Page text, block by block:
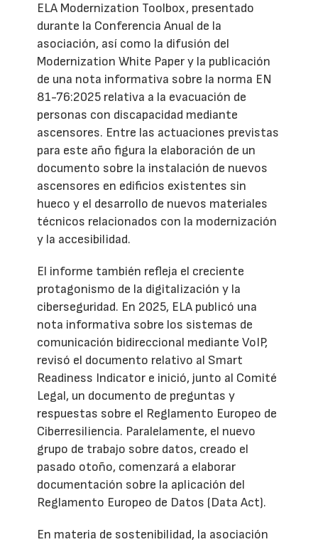
ELA Modernization Toolbox, presentado
durante la Conferencia Anual de la
asociación, así como la difusión del
Modernization White Paper y la publicación
de una nota informativa sobre la norma EN
81-76:2025 relativa a la evacuación de
personas con discapacidad mediante
ascensores. Entre las actuaciones previstas
para este año figura la elaboración de un
documento sobre la instalación de nuevos
ascensores en edificios existentes sin
hueco y el desarrollo de nuevos materiales
técnicos relacionados con la modernización
y la accesibilidad.
El informe también refleja el creciente
protagonismo de la digitalización y la
ciberseguridad. En 2025, ELA publicó una
nota informativa sobre los sistemas de
comunicación bidireccional mediante VoIP,
revisó el documento relativo al Smart
Readiness Indicator e inició, junto al Comité
Legal, un documento de preguntas y
respuestas sobre el Reglamento Europeo de
Ciberresiliencia. Paralelamente, el nuevo
grupo de trabajo sobre datos, creado el
pasado otoño, comenzará a elaborar
documentación sobre la aplicación del
Reglamento Europeo de Datos (Data Act).
En materia de sostenibilidad, la asociación